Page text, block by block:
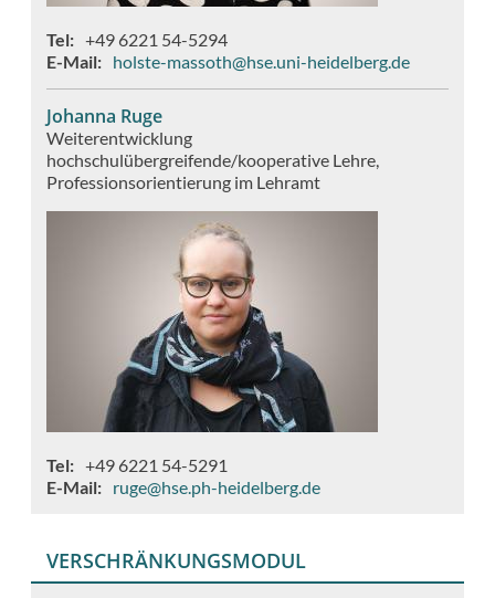
Tel
+49 6221 54-5294
E-Mail
holste-massoth@hse.uni-heidelberg.de
Johanna Ruge
Weiterentwicklung
hochschulübergreifende/kooperative Lehre
Professionsorientierung im Lehramt
Tel
+49 6221 54-5291
E-Mail
ruge@hse.ph-heidelberg.de
VERSCHRÄNKUNGSMODUL